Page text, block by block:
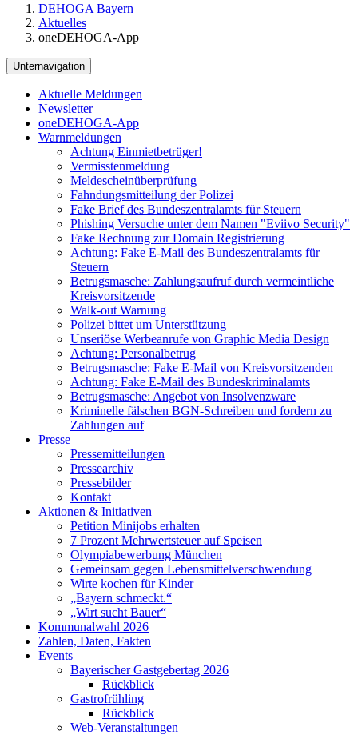
DEHOGA Bayern
Aktuelles
oneDEHOGA-App
Unternavigation
Aktuelle Meldungen
Newsletter
oneDEHOGA-App
Warnmeldungen
Achtung Einmietbetrüger!
Vermisstenmeldung
Meldescheinüberprüfung
Fahndungsmitteilung der Polizei
Fake Brief des Bundeszentralamts für Steuern
Phishing Versuche unter dem Namen "Eviivo Security"
Fake Rechnung zur Domain Registrierung
Achtung: Fake E-Mail des Bundeszentralamts für
Steuern
Betrugsmasche: Zahlungsaufruf durch vermeintliche
Kreisvorsitzende
Walk-out Warnung
Polizei bittet um Unterstützung
Unseriöse Werbeanrufe von Graphic Media Design
Achtung: Personalbetrug
Betrugsmasche: Fake E-Mail von Kreisvorsitzenden
Achtung: Fake E-Mail des Bundeskriminalamts
Betrugsmasche: Angebot von Insolvenzware
Kriminelle fälschen BGN-Schreiben und fordern zu
Zahlungen auf
Presse
Pressemitteilungen
Pressearchiv
Pressebilder
Kontakt
Aktionen & Initiativen
Petition Minijobs erhalten
7 Prozent Mehrwertsteuer auf Speisen
Olympiabewerbung München
Gemeinsam gegen Lebensmittelverschwendung
Wirte kochen für Kinder
„Bayern schmeckt.“
„Wirt sucht Bauer“
Kommunalwahl 2026
Zahlen, Daten, Fakten
Events
Bayerischer Gastgebertag 2026
Rückblick
Gastrofrühling
Rückblick
Web-Veranstaltungen